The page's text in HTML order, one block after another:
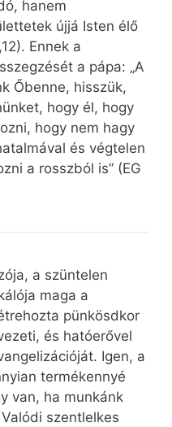
hanem
újjá Isten élő
Ennek a
a pápa: „A
Őbenne, hisszük,
hogy él, hogy
hogy nem hagy
és végtelen
a rosszból is” (EG
a szüntelen
maga a
pünkösdkor
és hatóerővel
Igen, a
termékennyé
van, ha munkánk
szentlelkes